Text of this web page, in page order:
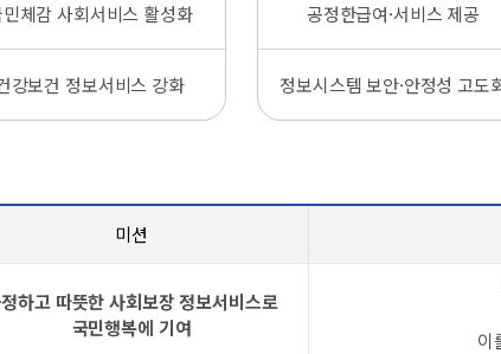
체감 사회서비스 활성화
강보건 정보서비스 강화
공정한급여·서비스 제공
정보시스템 보안·안정성 고도
미션
하고 따뜻한 사회보장 정보서비스로
국민행복에 기여
이